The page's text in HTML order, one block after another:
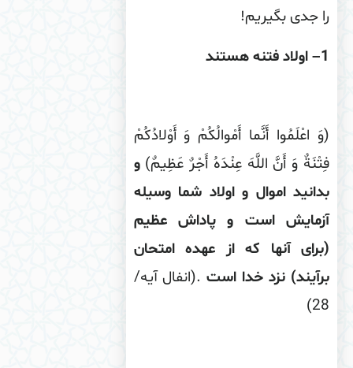
جدی بگیریم!
– اولاد فتنه هستند
اعْلَمُوا أَنَّما أَمْوالُكُمْ وَ أَوْلادُكُمْ
وَ أَنَّ اللَّهَ عِنْدَهُ أَجْرٌ عَظِیمٌ) و
اموال و اولاد شما وسیله
است و پاداش عظیم
آنها كه از عهده امتحان
نزد خدا است . ‌(انفال آیه/